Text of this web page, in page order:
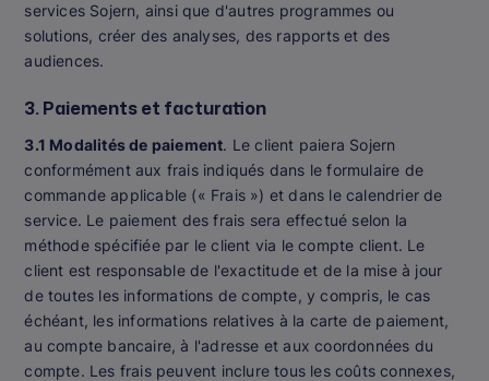
services Sojern, ainsi que d'autres programmes ou
solutions, créer des analyses, des rapports et des
audiences.
3. Paiements et facturation
3.1 Modalités de paiement. Le client paiera Sojern
conformément aux frais indiqués dans le formulaire de
commande applicable (« Frais ») et dans le calendrier de
service. Le paiement des frais sera effectué selon la
méthode spécifiée par le client via le compte client. Le
client est responsable de l'exactitude et de la mise à jour
de toutes les informations de compte, y compris, le cas
échéant, les informations relatives à la carte de paiement,
au compte bancaire, à l'adresse et aux coordonnées du
compte. Les frais peuvent inclure tous les coûts connexes,